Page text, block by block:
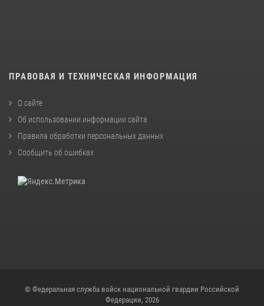
ПРАВОВАЯ И ТЕХНИЧЕСКАЯ ИНФОРМАЦИЯ
О сайте
Об использовании информации сайта
Правила обработки персональных данных
Сообщить об ошибках
© Федеральная служба войск национальной гвардии Российской
Федерации, 2026